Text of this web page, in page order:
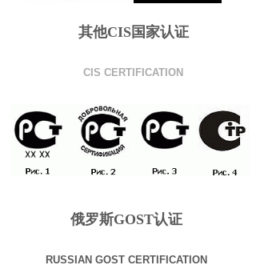
其他CIS国家认证
CIS CERTIFICATION
俄罗斯GOST认证
RUSSIAN GOST CERTIFICATION